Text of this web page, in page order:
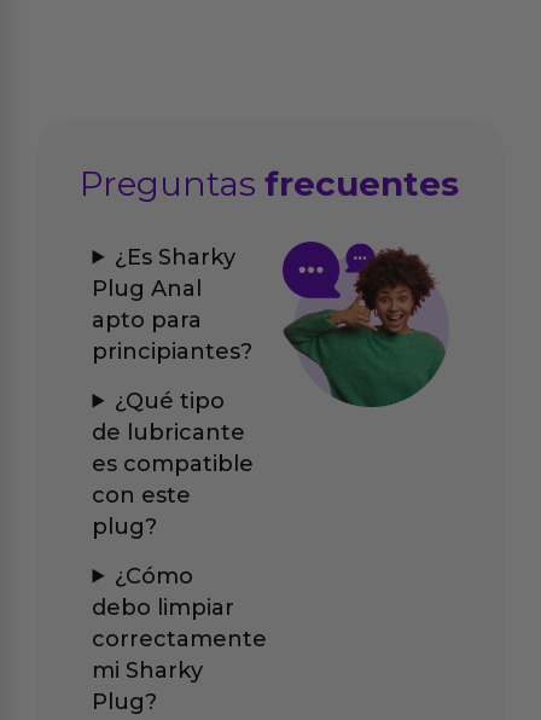
Preguntasfrecuentes
¿Es Sharky
Plug Anal
apto para
principiantes?
¿Qué tipo
de lubricante
es compatible
con este
plug?
¿Cómo
debo limpiar
correctamente
mi Sharky
Plug?